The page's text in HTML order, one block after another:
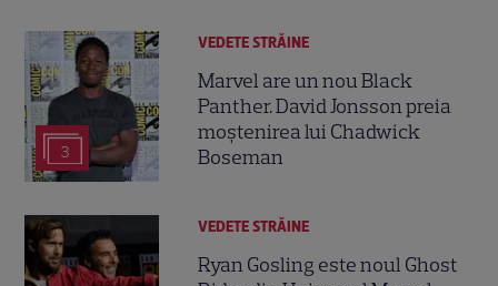
3
VEDETE STRĂINE
Marvel are un nou Black
Panther. David Jonsson preia
moștenirea lui Chadwick
Boseman
VEDETE STRĂINE
Ryan Gosling este noul Ghost